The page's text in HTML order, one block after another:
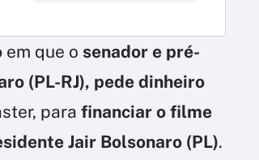
em que o senador e pré-
(PL-RJ), pede dinheiro
para financiar o filme
Jair Bolsonaro (PL).